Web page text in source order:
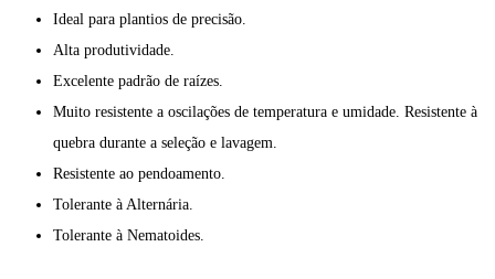
Ideal para plantios de precisão.
Alta produtividade.
Excelente padrão de raízes.
Muito resistente a oscilações de temperatura e umidade. Resistente à
quebra durante a seleção e lavagem.
Resistente ao pendoamento.
Tolerante à Alternária.
Tolerante à Nematoides.